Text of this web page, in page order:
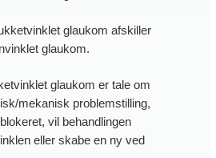
glaukom afskiller
glaukom.
glaukom er tale om
mekanisk problemstilling,
vil behandlingen
eller skabe en ny ved